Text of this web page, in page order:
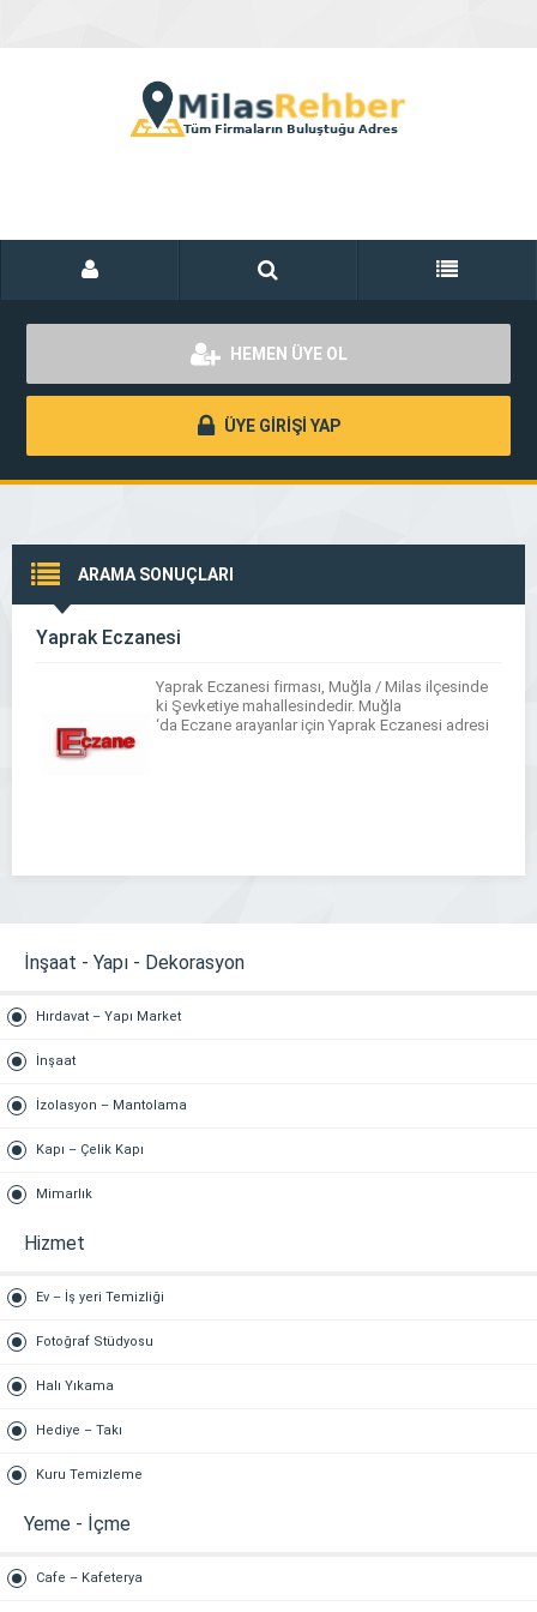
HEMEN ÜYE OL
ÜYE GİRİŞİ YAP
ARAMA SONUÇLARI
Yaprak Eczanesi
Yaprak Eczanesi firması, Muğla / Milas ilçesinde
ki Şevketiye mahallesindedir. Muğla
‘da Eczane arayanlar için Yaprak Eczanesi adresi
İnşaat - Yapı - Dekorasyon
Hırdavat – Yapı Market
İnşaat
İzolasyon – Mantolama
Kapı – Çelik Kapı
Mimarlık
Hizmet
Ev – İş yeri Temizliği
Fotoğraf Stüdyosu
Halı Yıkama
Hediye – Takı
Kuru Temizleme
Yeme - İçme
Cafe – Kafeterya